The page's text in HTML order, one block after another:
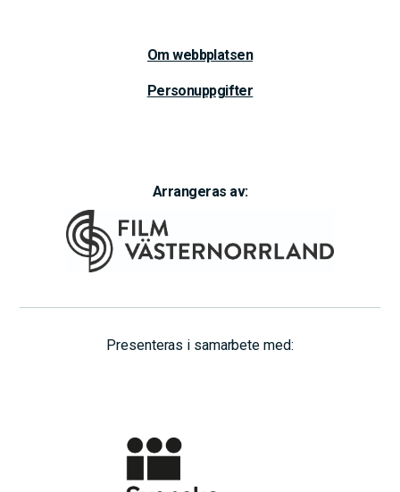
Om webbplatsen
Personuppgifter
Arrangeras av:
Presenteras i samarbete med: